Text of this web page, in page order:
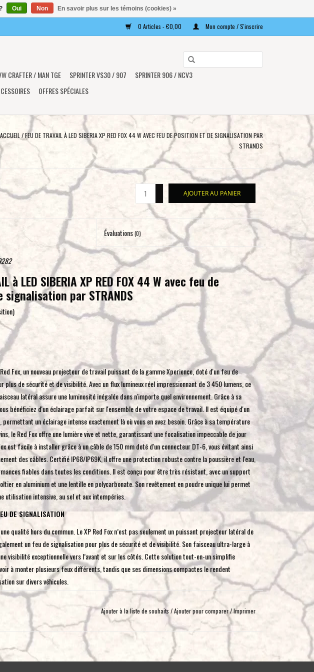
0 Articles - €0,00 Mon compte / S'inscrire
sélectionner
résultat
Entrée
pour
de
recherche
sélectionné.
Les
utilisateurs
d'appareils
tactiles
peuvent
de
gestes
tels
toucher
et
glisser.
CRAFTER / MAN TGE SPRINTER VS30 / 907
SPRINTER 906 / NCV3
OFFRES SPÉCIALES
ACCUEIL /FEU DE TRAVAIL À LED SIBERIA XP RED FOX 44 W AVEC FEU DE POSITION ET DE SIGNALISATION PAR
STRANDS
AJOUTER AU PANIER
Évaluations(0)
à LED SIBERIA XP RED FOX 44 W avec feu de
par STRANDS
Fox, un nouveau projecteur de travail puissant de la gamme Xperience, doté d'un feu de
plus de sécurité et de visibilité. Avec un flux lumineux réel impressionnant de 3 450 lumens, ce
latéral assure une luminosité inégalée dans n'importe quel environnement. Grâce à sa
bénéficiez d'un éclairage parfait sur l'ensemble de votre espace de travail. Il est équipé d'un
un éclairage intense exactement là où vous en avez besoin. Grâce à sa température
le Red Fox offre une lumière vive et nette, garantissant une focalisation impeccable de jour
est facile à installer grâce à un câble de 150 mm doté d'un connecteur DT-6, vous évitant ainsi
des câbles. Certifié IP68/IP69K, il offre une protection robuste contre la poussière et l'eau,
fiables dans toutes les conditions. Il est conçu pour être très résistant, avec un support
en aluminium et une lentille en polycarbonate. Son revêtement en poudre unique lui permet
utilisation intensive, au sel et aux intempéries.
DE SIGNALISATION
qualité hors du commun. Le XP Red Fox n’est pas seulement un puissant projecteur latéral de
un feu de signalisation pour plus de sécurité et de visibilité. Son faisceau ultra-large à
visibilité exceptionnelle vers l’avant et sur les côtés. Cette solution tout-en-un simplifie
à monter plusieurs feux différents, tandis que ses dimensions compactes le rendent
sur divers véhicules.
LATÉRAL
années d'expertise et de savoir-faire au service de Siberia XP afin que vous puissiez vous
Grâce à cela, vous bénéficierez toujours d'un éclairage parfait vers l'avant et sur les côtés,
heure de la journée. Avec une portée de 152 mètres et un flux lumineux de 3 450 lumens
pour toutes vos aventures. Associé aux barres LED et aux projecteurs Xperience, le Red Fox est
Ajouter à la liste de souhaits /Ajouter pour comparer/Imprimer
Oui Non En savoir plus sur les témoins (cookies) »